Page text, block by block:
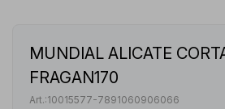
MUNDIAL ALICATE
FRAGAN170
10015577-7891060906066